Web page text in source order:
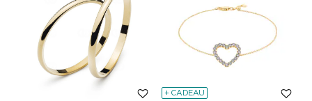
+ CADEAU